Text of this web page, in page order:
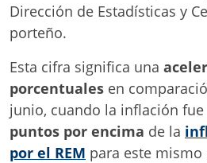
Dirección de Estadísticas y
porteño.
Esta cifra significa una
porcentuales en
junio, cuando la inflación fue
puntos por encima de la
por el REM para este mismo